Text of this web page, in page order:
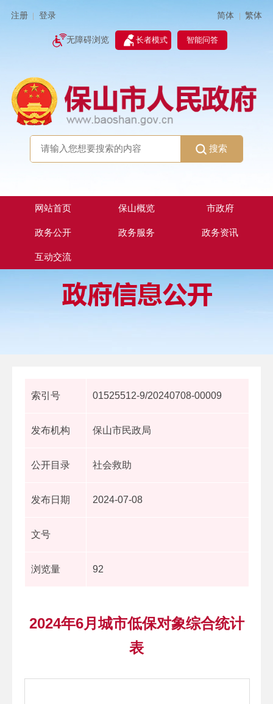
注册 登录 简体 | 繁体
无障碍浏览 长者模式 智能问答
搜索
网站首页 保山概览 市政府
政务公开 政务服务 政务资讯
互动交流
索引号 01525512-9/20240708-00009
发布机构 保山市民政局
公开目录 社会救助
发布日期 2024-07-08
文号
浏览量 92
2024年6月城市低保对象综合统计
表